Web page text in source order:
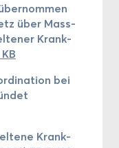
über Mass­
Krank­
bei
Krank­